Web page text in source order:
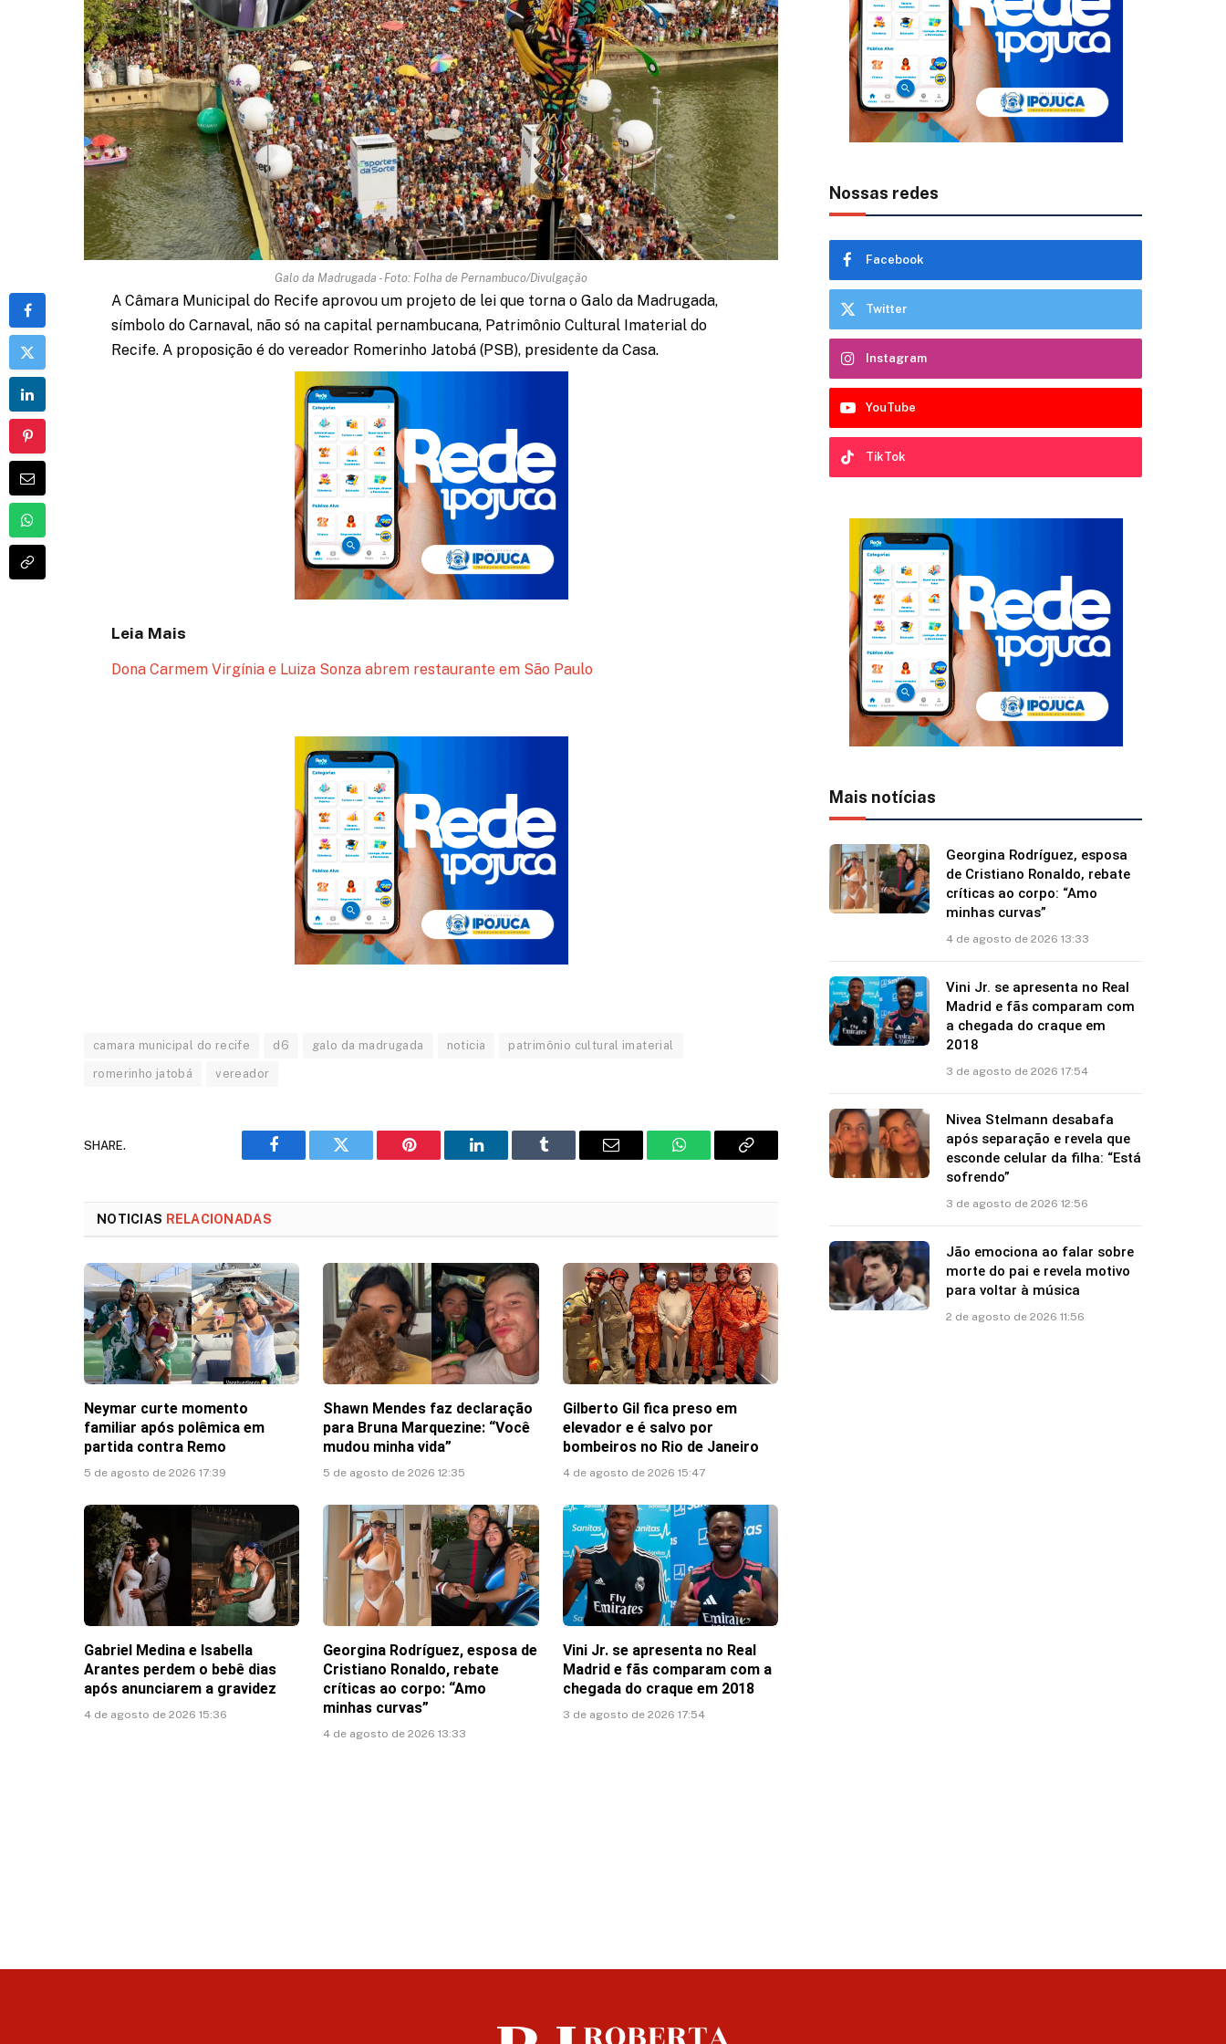
Galo da Madrugada - Foto: Folha de Pernambuco/Divulgação
A Câmara Municipal do Recife aprovou um projeto de lei que torna o Galo da Madrugada,
símbolo do Carnaval, não só na capital pernambucana, Patrimônio Cultural Imaterial do
Recife. A proposição é do vereador Romerinho Jatobá (PSB), presidente da Casa.
Leia Mais
Dona Carmem Virgínia e Luiza Sonza abrem restaurante em São Paulo
camara municipal do recife d6 galo da madrugada noticia patrimônio cultural imaterial
romerinho jatobá vereador
SHARE.
Facebook Twitter Pinterest LinkedIn Tumblr Email WhatsAppCopy
NOTICIAS RELACIONADAS
Neymar curte momento
familiar após polêmica em
partida contra Remo
5 de agosto de 2026 17:39
Shawn Mendes faz declaração
para Bruna Marquezine: “Você
mudou minha vida”
5 de agosto de 2026 12:35
Gilberto Gil fica preso em
elevador e é salvo por
bombeiros no Rio de Janeiro
4 de agosto de 2026 15:47
Gabriel Medina e Isabella
Arantes perdem o bebê dias
após anunciarem a gravidez
4 de agosto de 2026 15:36
Georgina Rodríguez, esposa de
Cristiano Ronaldo, rebate
críticas ao corpo: “Amo
minhas curvas”
4 de agosto de 2026 13:33
Vini Jr. se apresenta no Real
Madrid e fãs comparam com a
chegada do craque em 2018
3 de agosto de 2026 17:54
Nossas redes
Facebook
Twitter
Instagram
YouTube
TikTok
Mais notícias
Georgina Rodríguez, esposa
de Cristiano Ronaldo, rebate
críticas ao corpo: “Amo
minhas curvas”
Vini Jr. se apresenta no Real
Madrid e fãs comparam com
a chegada do craque em
2018
Nivea Stelmann desabafa
após separação e revela que
esconde celular da filha: “Está
sofrendo”
Jão emociona ao falar sobre
morte do pai e revela motivo
para voltar à música